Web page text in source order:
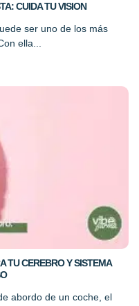
CUIDA TU VISION
ser uno de los más
ella...
TU CEREBRO Y SISTEMA
abordo de un coche, el